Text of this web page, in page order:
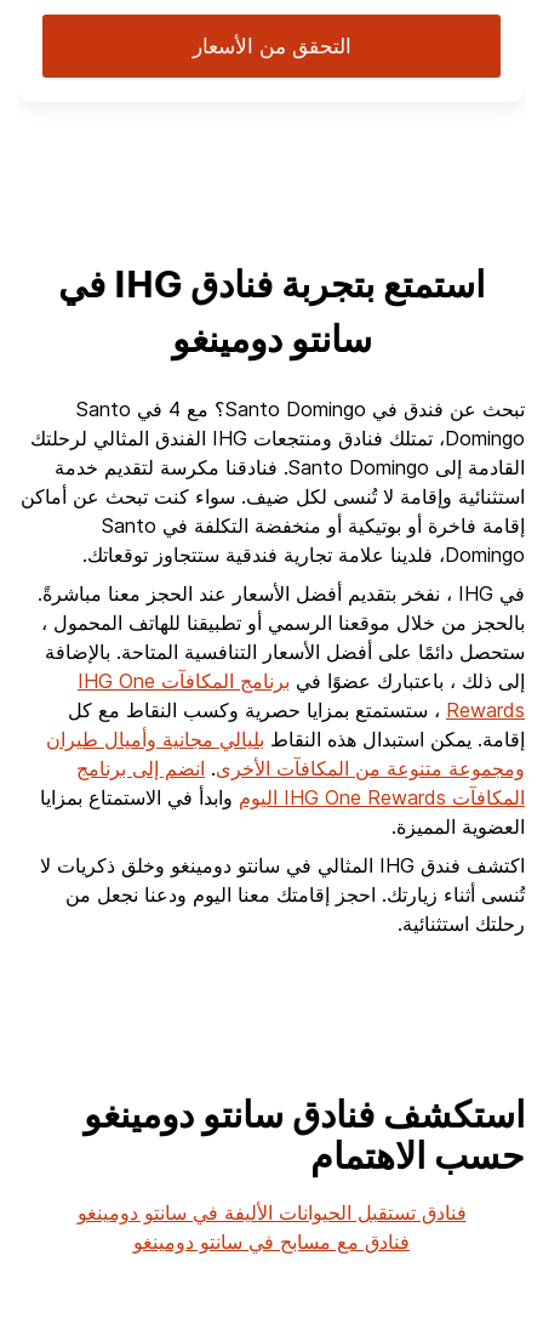
التحقق من الأسعار
استمتع بتجربة فنادق IHG في
سانتو دومينغو
تبحث عن فندق في Santo Domingo؟ مع 4 في Santo
Domingo، تمتلك فنادق ومنتجعات IHG الفندق المثالي لرحلتك
القادمة إلى Santo Domingo. فنادقنا مكرسة لتقديم خدمة
استثنائية وإقامة لا تُنسى لكل ضيف. سواء كنت تبحث عن أماكن
إقامة فاخرة أو بوتيكية أو منخفضة التكلفة في Santo
Domingo، فلدينا علامة تجارية فندقية ستتجاوز توقعاتك.
في IHG ، نفخر بتقديم أفضل الأسعار عند الحجز معنا مباشرةً.
بالحجز من خلال موقعنا الرسمي أو تطبيقنا للهاتف المحمول ،
ستحصل دائمًا على أفضل الأسعار التنافسية المتاحة. بالإضافة
إلى ذلك ، باعتبارك عضوًا في
برنامج المكافآت IHG One
Rewards ، ستستمتع بمزايا حصرية وكسب النقاط مع كل
إقامة. يمكن استبدال هذه النقاط بليالي مجانية وأميال طيران
ومجموعة متنوعة من المكافآت الأخرى. انضم إلى برنامج
المكافآت IHG One Rewards اليوم
وابدأ في الاستمتاع بمزايا
العضوية المميزة.
اكتشف فندق IHG المثالي في سانتو دومينغو وخلق ذكريات لا
تُنسى أثناء زيارتك. احجز إقامتك معنا اليوم ودعنا نجعل من
رحلتك استثنائية.
استكشف فنادق سانتو دومينغو
حسب الاهتمام
فنادق تستقبل الحيوانات الأليفة في سانتو دومينغو
فنادق مع مسابح في سانتو دومينغو